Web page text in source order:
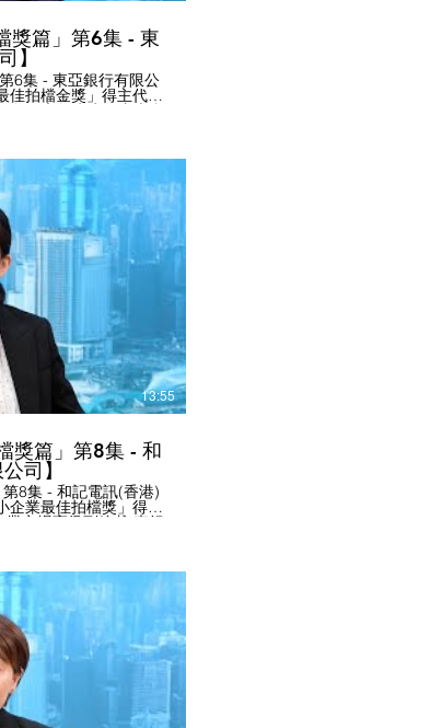
獎篇」第6集 - 東
】
6集 - 東亞銀行有限公
佳拍檔金獎」得主代表
關永興先生，由本會
抵押品和財務報表，
港幣一百萬。 - 東亞
，因應政府提出的
供最高港幣200萬的貸
轉型。 - 東亞銀行在
，在前海也有東亞銀
且無縫的跨境金融服
中小企獎 #最佳中小
小企青年創意創業獎
#SME #SMEaward
13:55
獎篇」第8集 - 和
司】
第8集 - 和記電訊(香港)
企業最佳拍檔獎」得主
市場高級副總裁 麥紀
用其5G網絡，為中小
出的「AI通行證」和
碼轉型。 - 和記電訊
館，展出先進的5G方
伴搭建商務配對平台，
- 和記電訊為中小企
形式，便能令企業以
支援服務，紓緩其資金
#香港中
展 #中小企 #最佳中小